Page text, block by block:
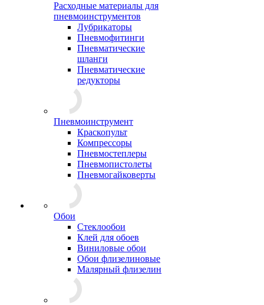
Расходные материалы для
пневмоинструментов
Лубрикаторы
Пневмофитинги
Пневматические
шланги
Пневматические
редукторы
Пневмоинструмент
Краскопульт
Компрессоры
Пневмостеплеры
Пневмопистолеты
Пневмогайковерты
Обои
Стеклообои
Клей для обоев
Виниловые обои
Обои флизелиновые
Малярный флизелин